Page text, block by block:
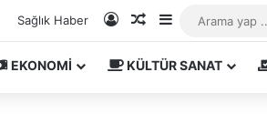
Sağlık Haber Kayıt OlRastgele Makale
Kenar Bölmesi
EKONOMİ KÜLTÜR SANAT